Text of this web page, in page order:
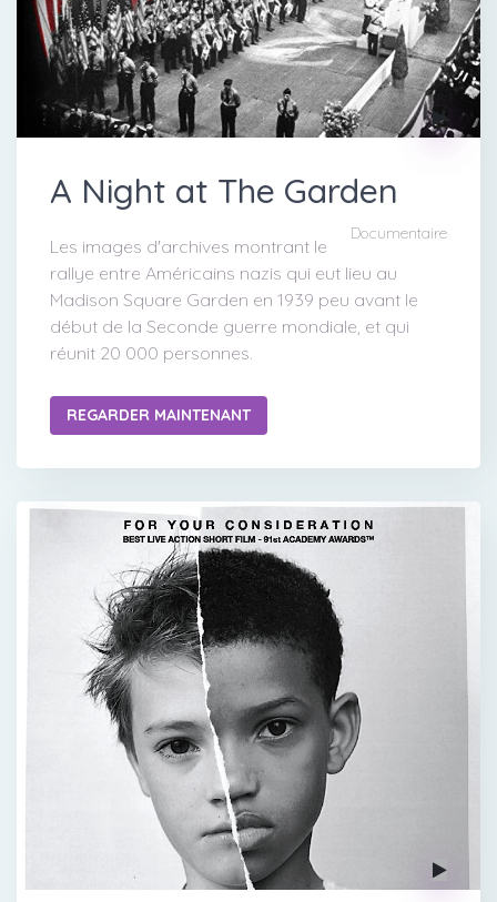
A Night at The Garden
Documentaire
Les images d'archives montrant le
rallye entre Américains nazis qui eut lieu au
Madison Square Garden en 1939 peu avant le
début de la Seconde guerre mondiale, et qui
réunit 20 000 personnes.
REGARDER MAINTENANT